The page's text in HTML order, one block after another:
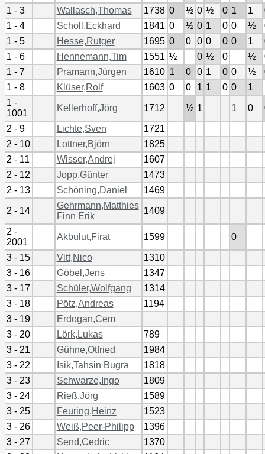
1 - 3 Wallasch,Thomas 1738 0 ½ 0 ½ 0 1 1
1 - 4
Scholl,Eckhard 1841 0 ½ 0 1 0 0 ½
1 - 5
Hesse,Rutger 1695 0 0 0 0 0 0 1
1 - 6
Hennemann,Tim 1551 ½ 0 ½ 0 ½
1 - 7
Pramann,Jürgen 1610 1 0 0 1 0 0 ½
1 - 8
Klüser,Rolf 1603 0 0 1 1 0 0 1
1 -
1001
Kellerhoff,Jörg 1712 ½ 1 1 0
2 - 9 Lichte,Sven
1721
2 - 10
Lottner,Björn
1825
2 - 11
Wisser,Andrej
1607
2 - 12
Jopp,Günter
1473
2 - 13
Schöning,Daniel 1469
2 - 14
Gehrmann,Matthies
Finn Erik
1409
2 -
2001
Akbulut,Firat 1599 0
3 - 15 Vitt,Nico
1310
3 - 16
Göbel,Jens
1347
3 - 17
Schüler,Wolfgang
1314
3 - 18
Pötz,Andreas
1194
3 - 19
Erdogan,Cem
3 - 20
Lörk,Lukas
789
3 - 21
Gühne,Otfried
1984
3 - 22
Isik,Tahsin Bugra
1818
3 - 23
Schwarze,Ingo
1809
3 - 24
Rieß,Jörg
1589
3 - 25
Feuring,Heinz
1523
3 - 26
Weiß,Peer-Philipp
1396
3 - 27
Send,Cedric
1370